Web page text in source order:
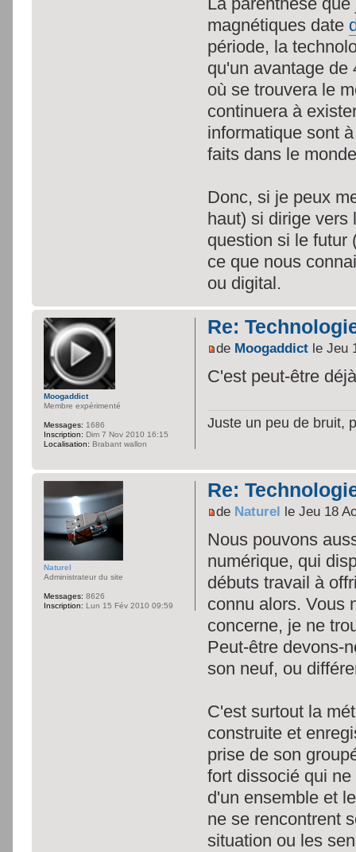
magnétiques date
période, la
qu'un avantage de
où se trouvera le
continuera à
informatique sont
faits dans le
Donc, si je peux
haut) si dirige vers
question si le futur
ce que nous
ou digital.
Re:
de Moogaddict le Jeu
C'est peut-être
Juste un peu de bruit,
Moogaddict
Membre expérimenté
Messages: 1686
Inscription: Dim 7 Nov 2010 16:15
Localisation: Brabant wallon
Re:
de Naturel le Jeu 18
Nous pouvons
numérique, qui
débuts travail à
connu alors. Vous
concerne, je ne
Peut-être devons-
son neuf, ou
C'est surtout la
construite et
prise de son
fort dissocié qui
d'un ensemble et
ne se rencontrent
situation ou les
Naturel
Administrateur du site
Messages: 8626
Inscription: Lun 15 Fév 2010 09:59